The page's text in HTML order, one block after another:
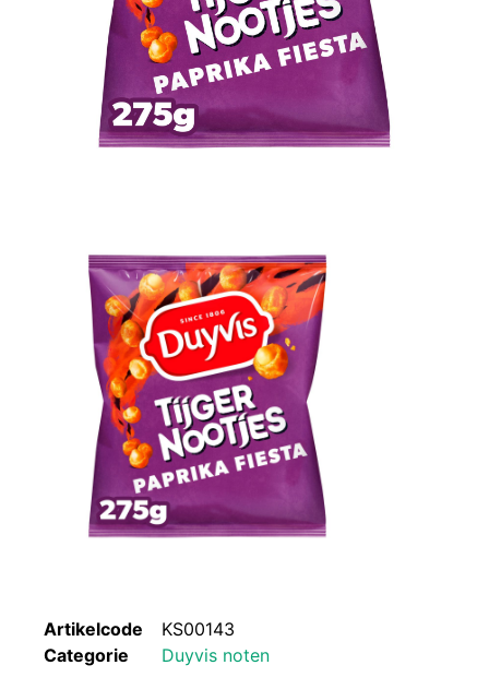
Artikelcode
KS00143
Categorie
Duyvis noten